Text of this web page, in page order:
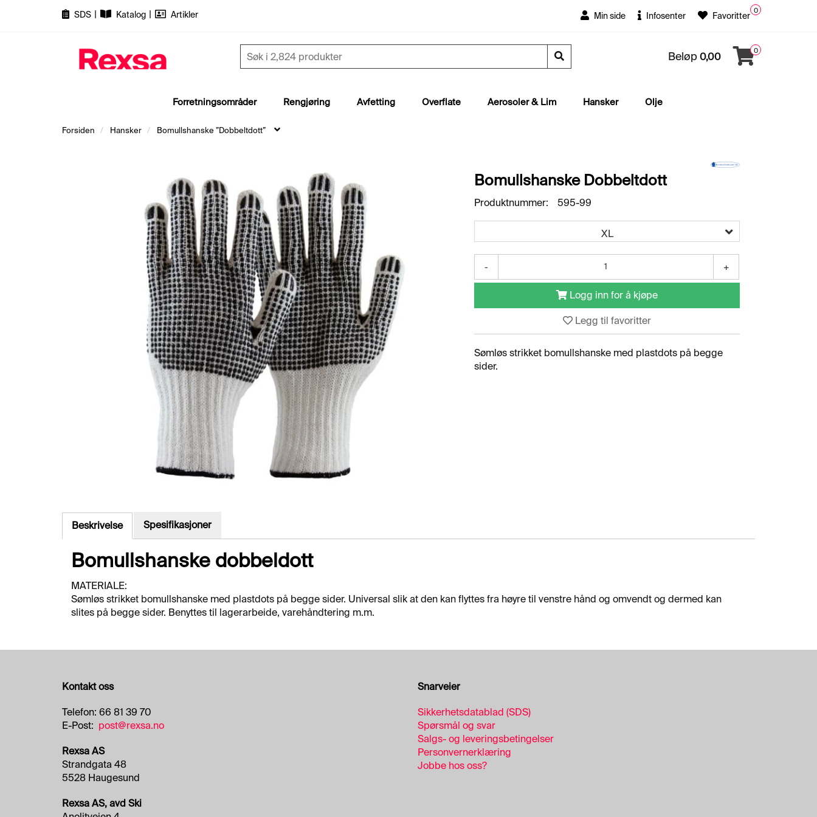
SDS | Katalog | Artikler Min side Infosenter 0
Favoritter
Beløp0,00 0
Forretningsområder Rengjøring Avfetting Overflate Aerosoler & Lim Hansker Olje
Forsiden Hansker Bomullshanske ”Dobbeltdott”
Bomullshanske Dobbeltdott
Produktnummer: 595-99
XL
- +
Logg inn for å kjøpe
Legg til favoritter
Sømløs strikket bomullshanske med plastdots på begge
sider.
Beskrivelse Spesifikasjoner
Bomullshanske dobbeldott
MATERIALE:
Sømløs strikket bomullshanske med plastdots på begge sider. Universal slik at den kan flyttes fra høyre til venstre hånd og omvendt og dermed kan
slites på begge sider. Benyttes til lagerarbeide, varehåndtering m.m.
Kontakt oss
Telefon: 66 81 39 70
E-Post: post@rexsa.no
Rexsa AS
Strandgata 48
5528 Haugesund
Rexsa AS, avd Ski
Snarveier
Sikkerhetsdatablad (SDS)
Spørsmål og svar
Salgs- og leveringsbetingelser
Personvernerklæring
Jobbe hos oss?